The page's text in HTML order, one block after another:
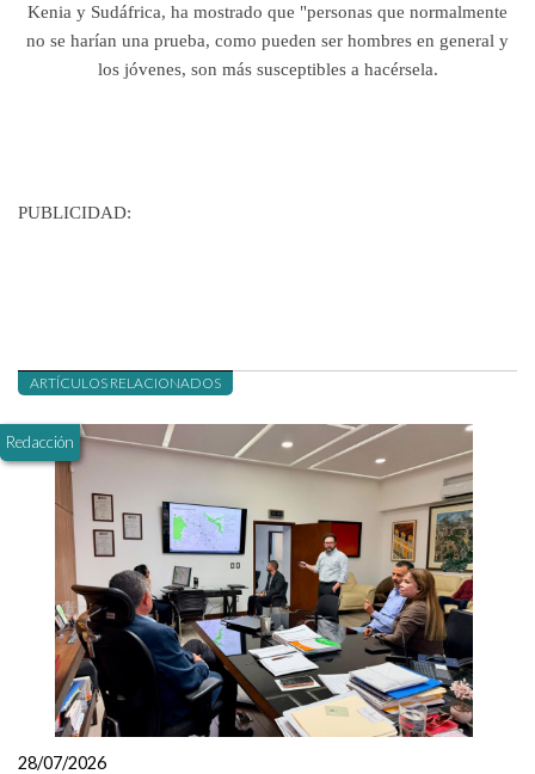
Kenia y Sudáfrica, ha mostrado que "personas que normalmente
no se harían una prueba, como pueden ser hombres en general y
los jóvenes, son más susceptibles a hacérsela.
PUBLICIDAD:
ARTÍCULOS RELACIONADOS
Redacción
28/07/2026